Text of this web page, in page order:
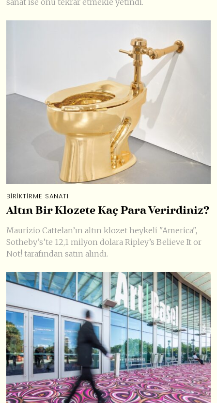
sanat ise onu tekrar etmekle yetindi.
BIRIKTIRME SANATI
Altın Bir Klozete Kaç Para Verirdiniz?
Maurizio Cattelan’ın altın klozet heykeli "America",
Sotheby’s’te 12,1 milyon dolara Ripley’s Believe It or
Not! tarafından satın alındı.